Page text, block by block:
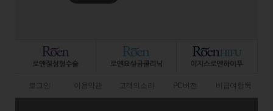
로그인 이용약관 고객의소리 PC버전 비급여항목